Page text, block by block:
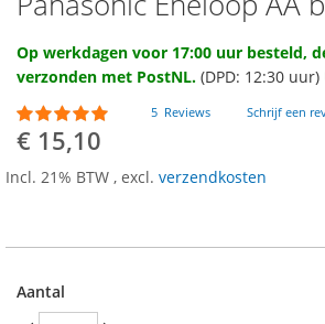
naar
het
begin
van
de
afbeeldingen-
gallerij
Op werkdagen voor 17:00 uur besteld,
verzonden met PostNL. (DPD: 12:30 uur)
Waardering:
94
% of100
5 Reviews Schrijf een
€ 15,10
Incl. 21% BTW , excl. verzendkosten
Aantal